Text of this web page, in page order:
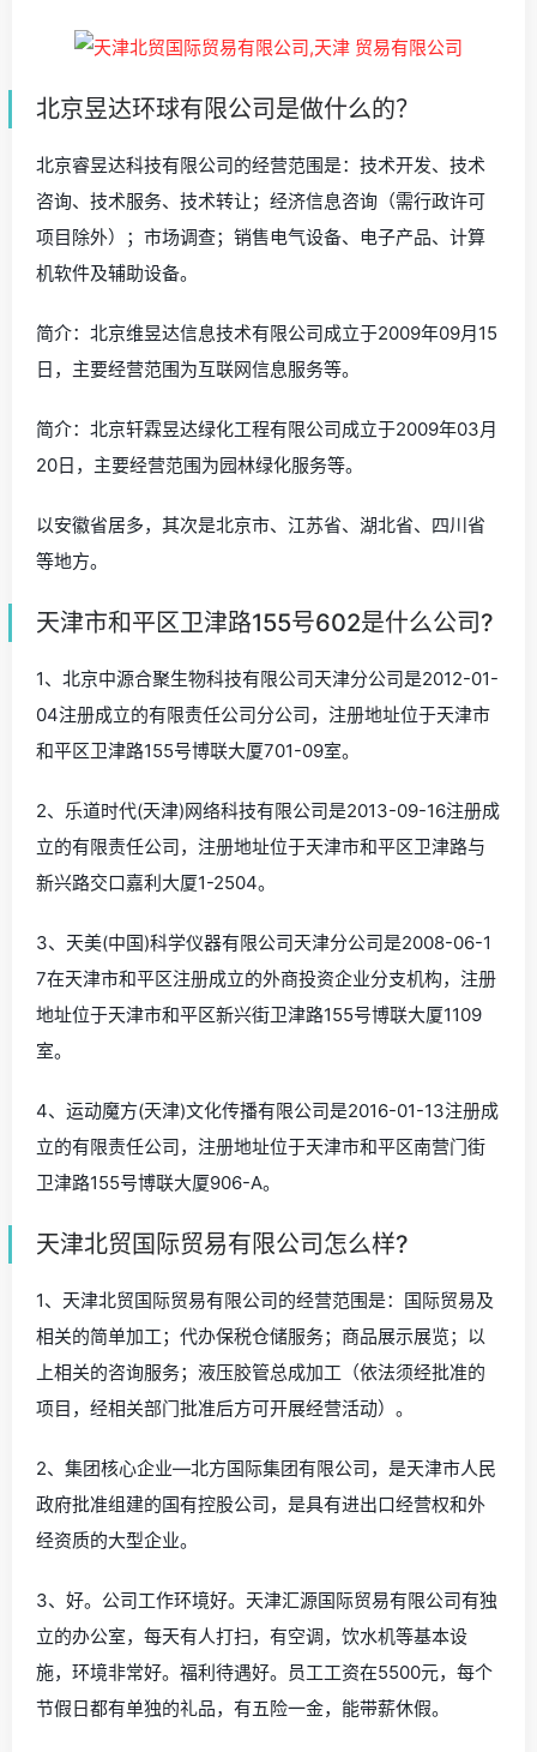
北京昱达环球有限公司是做什么的？
北京睿昱达科技有限公司的经营范围是：技术开发、技术
咨询、技术服务、技术转让；经济信息咨询（需行政许可
项目除外）；市场调查；销售电气设备、电子产品、计算
机软件及辅助设备。
简介：北京维昱达信息技术有限公司成立于2009年09月15
日，主要经营范围为互联网信息服务等。
简介：北京轩霖昱达绿化工程有限公司成立于2009年03月
20日，主要经营范围为园林绿化服务等。
以安徽省居多，其次是北京市、江苏省、湖北省、四川省
等地方。
天津市和平区卫津路155号602是什么公司?
1、北京中源合聚生物科技有限公司天津分公司是2012-01-
04注册成立的有限责任公司分公司，注册地址位于天津市
和平区卫津路155号博联大厦701-09室。
2、乐道时代(天津)网络科技有限公司是2013-09-16注册成
立的有限责任公司，注册地址位于天津市和平区卫津路与
新兴路交口嘉利大厦1-2504。
3、天美(中国)科学仪器有限公司天津分公司是2008-06-1
7在天津市和平区注册成立的外商投资企业分支机构，注册
地址位于天津市和平区新兴街卫津路155号博联大厦1109
室。
4、运动魔方(天津)文化传播有限公司是2016-01-13注册成
立的有限责任公司，注册地址位于天津市和平区南营门街
卫津路155号博联大厦906-A。
天津北贸国际贸易有限公司怎么样?
1、天津北贸国际贸易有限公司的经营范围是：国际贸易及
相关的简单加工；代办保税仓储服务；商品展示展览；以
上相关的咨询服务；液压胶管总成加工（依法须经批准的
项目，经相关部门批准后方可开展经营活动）。
2、集团核心企业—北方国际集团有限公司，是天津市人民
政府批准组建的国有控股公司，是具有进出口经营权和外
经资质的大型企业。
3、好。公司工作环境好。天津汇源国际贸易有限公司有独
立的办公室，每天有人打扫，有空调，饮水机等基本设
施，环境非常好。福利待遇好。员工工资在5500元，每个
节假日都有单独的礼品，有五险一金，能带薪休假。